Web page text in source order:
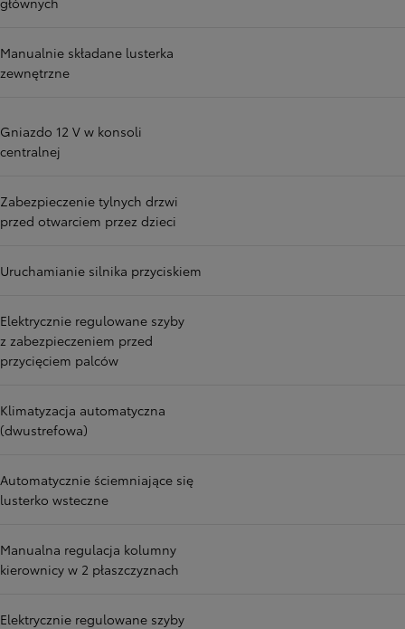
Manualnie składane lusterka
zewnętrzne
Gniazdo 12 V w konsoli
centralnej
Zabezpieczenie tylnych drzwi
przed otwarciem przez dzieci
Uruchamianie silnika przyciskiem
Elektrycznie regulowane szyby
z zabezpieczeniem przed
przycięciem palców
Klimatyzacja automatyczna
(dwustrefowa)
Automatycznie ściemniające się
lusterko wsteczne
Manualna regulacja kolumny
kierownicy w 2 płaszczyznach
Elektrycznie regulowane szyby